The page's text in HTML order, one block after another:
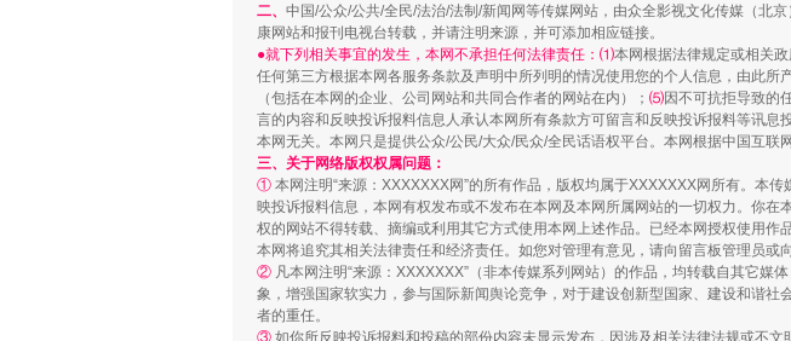
站台名比不上好声名
走近
二、 中国/公众/公共/全民/法治/法制/新闻网等传媒网站，由众全影视文化传媒（北
康网站和报刊电视台转载，并请注明来源，并可添加相应链接。
●就下列相关事宜的发生，本网不承担任何法律责任：⑴本网根据法律规定或相关
任何第三方根据本网各服务条款及声明中所列明的情况使用您的个人信息，由此所
（包括在本网的企业、公司网站和共同合作者的网站在内）； ⑸因不可抗拒导致的
言的内容和反映投诉报料信息人承认本网所有条款方可留言和反映投诉报料等讯
本网无关。本网只是提供公众/公民/大众/民众/全民话语权平台。本网根据中国互联
三、关于网络版权权属问题：
① 本网注明“来源：XXXXXXX网”的所有作品，版权均属于XXXXXXX网所有。本
映投诉报料信息，本网有权发布或不发布在本网及本网所属网站的一切权力。你
权的网站不得转载、摘编或利用其它方式使用本网上述作品。已经本网授权使用作
本网将追究其相关法律责任和经济责任。如您对管理有意见，请向留言板管理员或
② 凡本网注明“来源：XXXXXXX”（非本传媒系列网站）的作品，均转载自其它
象，增强国家软实力，参与国际新闻舆论竞争，对于建设创新型国家、建设和谐
者的重任。
③ 如你所反映投诉报料和投稿的部份内容未显示发布，因涉及相关法律法规或不